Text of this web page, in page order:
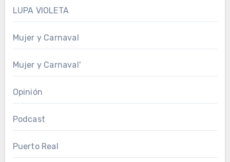
LUPA VIOLETA
Mujer y Carnaval
Mujer y Carnaval'
Opinión
Podcast
Puerto Real